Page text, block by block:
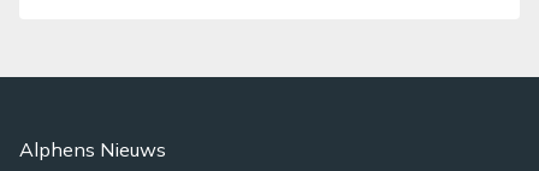
Alphens Nieuws